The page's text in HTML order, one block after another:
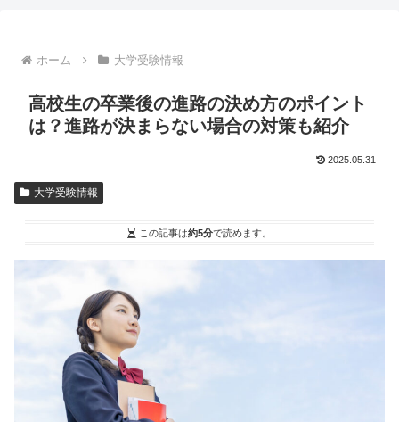
ホーム 大学受験情報
高校生の卒業後の進路の決め方のポイント
は？進路が決まらない場合の対策も紹介
2025.05.31
大学受験情報
この記事は約5分で読めます。